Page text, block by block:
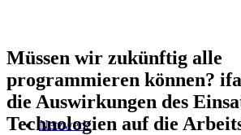
Netzwerk
Müssen wir zukünftig alle
programmieren können?
die Auswirkungen des
Technologien auf die